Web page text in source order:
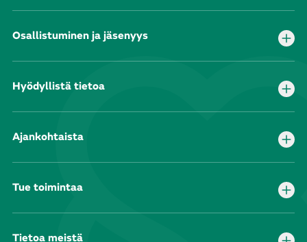
Osallistuminen ja jäsenyys
Hyödyllistä tietoa
Ajankohtaista
Tue toimintaa
Tietoa meistä